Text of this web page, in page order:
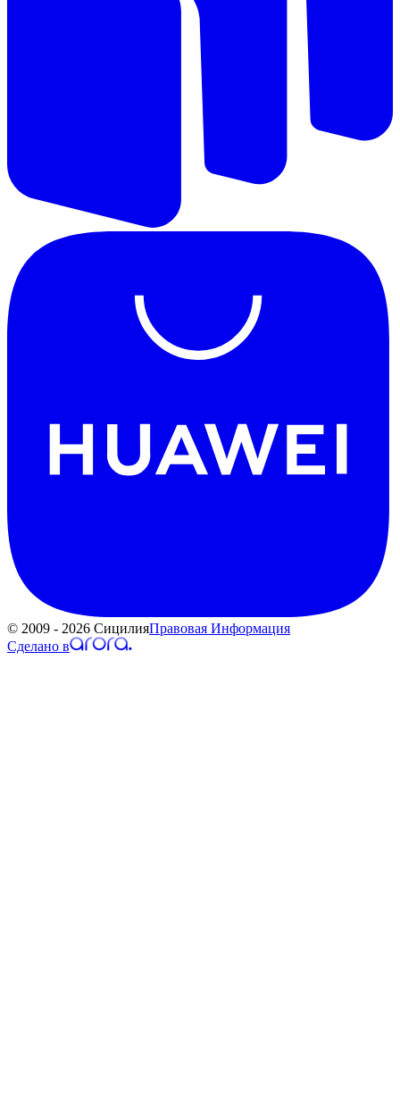
© 2009 - 2026 СицилияПравовая Информация
Сделано в